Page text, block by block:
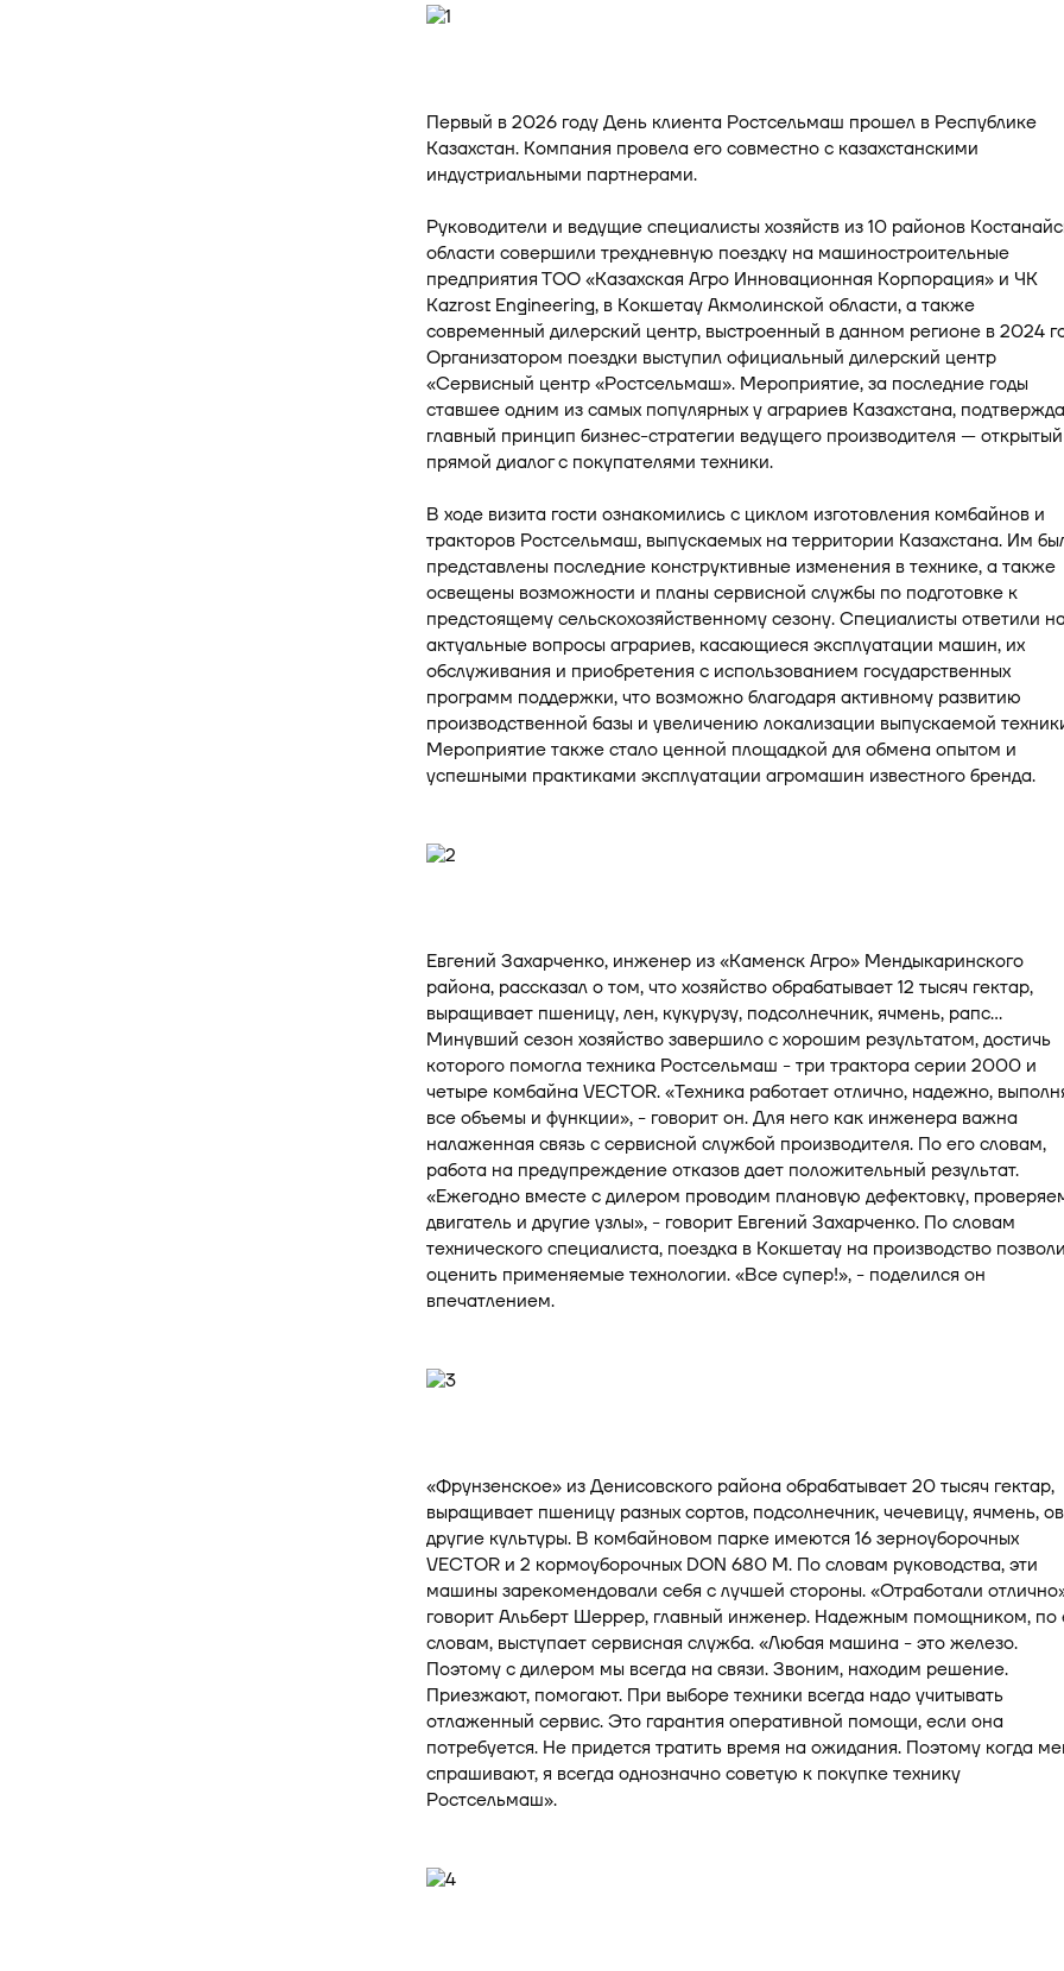
Первый в 2026 году День клиента Ростсельмаш прошел в Республике
Казахстан. Компания провела его совместно с казахстанскими
индустриальными партнерами.
Руководители и ведущие специалисты хозяйств из 10 районов
области совершили трехдневную поездку на машиностроительные
предприятия ТОО «Казахская Агро Инновационная Корпорация» и ЧК
Kazrost Engineering, в Кокшетау Акмолинской области, а также
современный дилерский центр, выстроенный в данном регионе в 2024
Организатором поездки выступил официальный дилерский центр
«Сервисный центр «Ростсельмаш». Мероприятие, за последние годы
ставшее одним из самых популярных у аграриев Казахстана,
главный принцип бизнес-стратегии ведущего производителя —
прямой диалог с покупателями техники.
В ходе визита гости ознакомились с циклом изготовления комбайнов и
тракторов Ростсельмаш, выпускаемых на территории Казахстана. Им
представлены последние конструктивные изменения в технике, а также
освещены возможности и планы сервисной службы по подготовке к
предстоящему сельскохозяйственному сезону. Специалисты ответили на
актуальные вопросы аграриев, касающиеся эксплуатации машин, их
обслуживания и приобретения с использованием государственных
программ поддержки, что возможно благодаря активному развитию
производственной базы и увеличению локализации выпускаемой
Мероприятие также стало ценной площадкой для обмена опытом и
успешными практиками эксплуатации агромашин известного бренда.
Евгений Захарченко, инженер из «Каменск Агро» Мендыкаринского
района, рассказал о том, что хозяйство обрабатывает 12 тысяч гектар,
выращивает пшеницу, лен, кукурузу, подсолнечник, ячмень, рапс…
Минувший сезон хозяйство завершило с хорошим результатом, достичь
которого помогла техника Ростсельмаш - три трактора серии 2000 и
четыре комбайна VECTOR. «Техника работает отлично, надежно,
все объемы и функции», - говорит он. Для него как инженера важна
налаженная связь с сервисной службой производителя. По его словам,
работа на предупреждение отказов дает положительный результат.
«Ежегодно вместе с дилером проводим плановую дефектовку,
двигатель и другие узлы», - говорит Евгений Захарченко. По словам
технического специалиста, поездка в Кокшетау на производство
оценить применяемые технологии. «Все супер!», - поделился он
впечатлением.
«Фрунзенское» из Денисовского района обрабатывает 20 тысяч гектар,
выращивает пшеницу разных сортов, подсолнечник, чечевицу, ячмень,
другие культуры. В комбайновом парке имеются 16 зерноуборочных
VECTOR и 2 кормоуборочных DON 680 M. По словам руководства, эти
машины зарекомендовали себя с лучшей стороны. «Отработали
говорит Альберт Шеррер, главный инженер. Надежным помощником, по
словам, выступает сервисная служба. «Любая машина - это железо.
Поэтому с дилером мы всегда на связи. Звоним, находим решение.
Приезжают, помогают. При выборе техники всегда надо учитывать
отлаженный сервис. Это гарантия оперативной помощи, если она
потребуется. Не придется тратить время на ожидания. Поэтому когда
спрашивают, я всегда однозначно советую к покупке технику
Ростсельмаш».